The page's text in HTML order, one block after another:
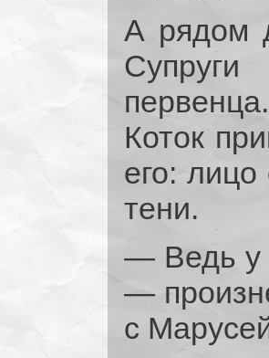
А рядом
Коток
его: лицо
тени.
— Ведь у
—
с